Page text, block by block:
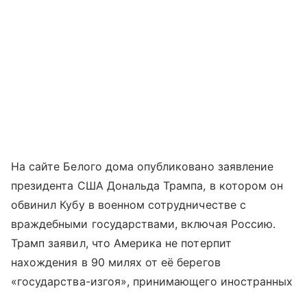
На сайте Белого дома опубликовано заявление
президента США Дональда Трампа, в котором он
обвинил Кубу в военном сотрудничестве с
враждебными государствами, включая Россию.
Трамп заявил, что Америка не потерпит
нахождения в 90 милях от её берегов
«государства-изгоя», принимающего иностранных